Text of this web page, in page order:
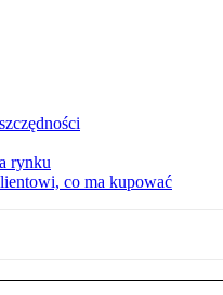
rynku
co ma kupować